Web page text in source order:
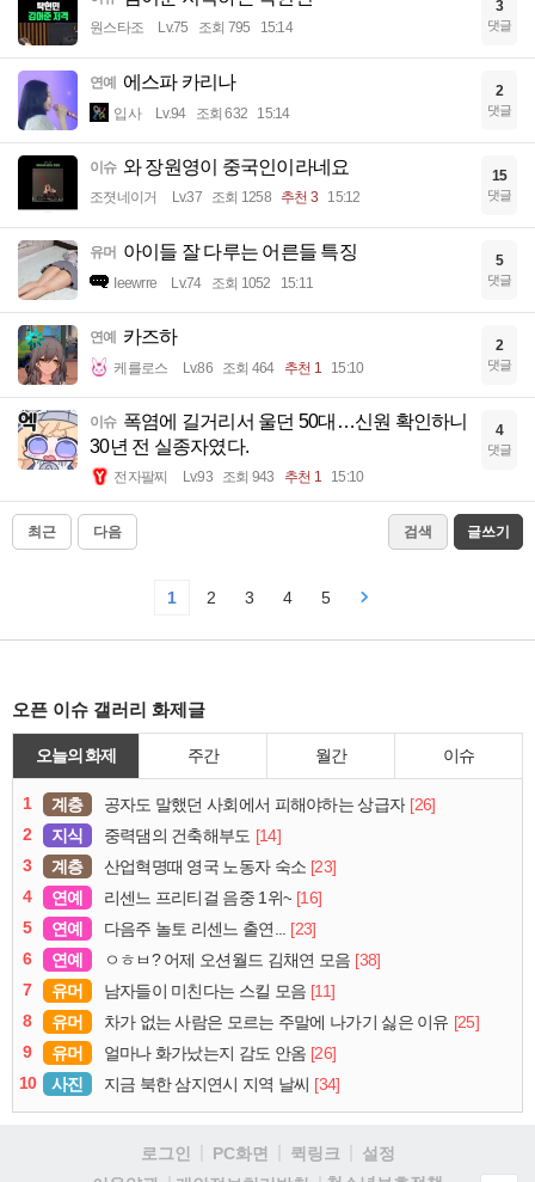
원스타조 Lv.75 조회 795 15:14
3
댓글
연예 에스파 카리나
입사 Lv.94 조회 632 15:14
2
댓글
이슈 와 장원영이 중국인이라네요
조졋네이거 Lv.37 조회 1258 추천 3 15:12
15
댓글
유머 아이들 잘 다루는 어른들 특징
Ieewrre Lv.74 조회 1052 15:11
5
댓글
연예 카즈하
케를로스 Lv.86 조회 464 추천 1 15:10
2
댓글
이슈 폭염에 길거리서 울던 50대…신원 확인하니
30년 전 실종자였다.
전자팔찌 Lv.93 조회 943 추천 1 15:10
4
댓글
최근 다음 검색 글쓰기
1 2 3 4 5
오픈 이슈 갤러리 화제글
오늘의 화제 주간 월간 이슈
1 계층 공자도 말했던 사회에서 피해야하는 상급자 [26]
2
지식 중력댐의 건축해부도 [14]
3
계층 산업혁명때 영국 노동자 숙소 [23]
4
연예 리센느 프리티걸 음중 1위~ [16]
5
연예 다음주 놀토 리센느 출연...
[23]
6
연예 ㅇㅎㅂ? 어제 오션월드 김채연 모음 [38]
7
유머 남자들이 미친다는 스킬 모음 [11]
8
유머 차가 없는 사람은 모르는 주말에 나가기 싫은 이유 [25]
9
유머 얼마나 화가났는지 감도 안옴 [26]
10
사진 지금 북한 삼지연시 지역 날씨 [34]
로그인 PC화면 퀵링크
설정